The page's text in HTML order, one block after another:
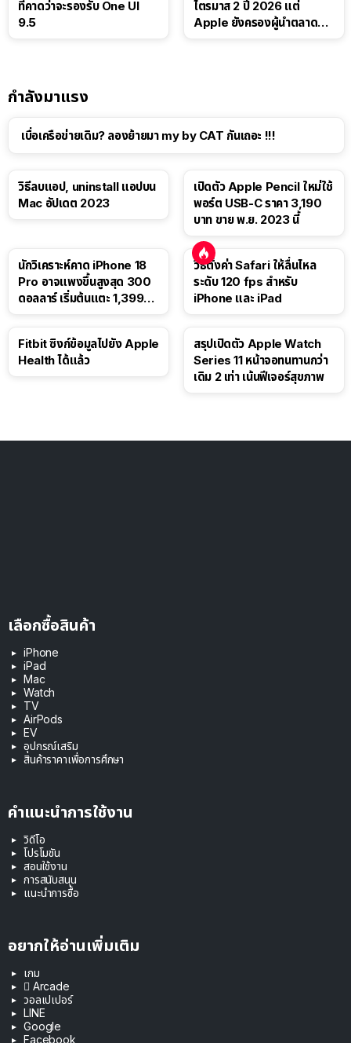
ที่คาดว่าจะรองรับ One UI
9.5
ไตรมาส 2 ปี 2026 แต่
Apple ยังครองผู้นำตลาด
กำลังมาแรง
เบื่อเครือข่ายเดิม? ลองย้ายมา my by CAT กันเถอะ !!!
วิธีลบแอป, uninstall แอปบน
Mac อัปเดต 2023
เปิดตัว Apple Pencil ใหม่ใช้
พอร์ต USB-C ราคา 3,190
บาท ขาย พ.ย. 2023 นี้
นักวิเคราะห์คาด iPhone 18
Pro อาจแพงขึ้นสูงสุด 300
ดอลลาร์ เริ่มต้นแตะ 1,399
วิธีตั้งค่า Safari ให้ลื่นไหล
ระดับ 120 fps สำหรับ
iPhone และ iPad
Fitbit ซิงก์ข้อมูลไปยัง Apple
Health ได้แล้ว
สรุปเปิดตัว Apple Watch
Series 11 หน้าจอทนทานกว่า
เดิม 2 เท่า เน้นฟีเจอร์สุขภาพ
เลือกซื้อสินค้า
iPhone
iPad
Mac
Watch
TV
AirPods
EV
อุปกรณ์เสริม
สินค้าราคาเพื่อการศึกษา
คำแนะนำการใช้งาน
วิดีโอ
โปรโมชัน
สอนใช้งาน
การสนับสนุน
แนะนำการซื้อ
อยากให้อ่านเพิ่มเติม
เกม
 Arcade
วอลเปเปอร์
LINE
Google
Facebook